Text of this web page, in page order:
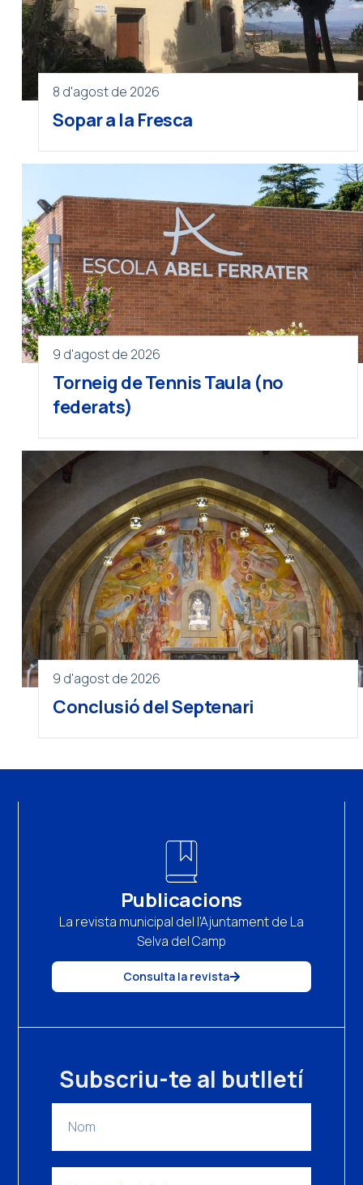
8 d'agost de 2026
Sopar a la Fresca
9 d'agost de 2026
Torneig de Tennis Taula (no
federats)
9 d'agost de 2026
Conclusió del Septenari
Publicacions
La revista municipal del l'Ajuntament de La
Selva del Camp
Consulta la revista
Subscriu-te al butlletí